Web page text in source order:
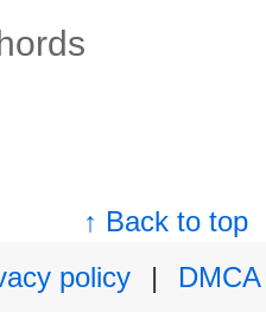
↑ Back to top
policy
|
DMCA